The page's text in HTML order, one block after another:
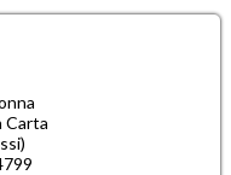
Carta